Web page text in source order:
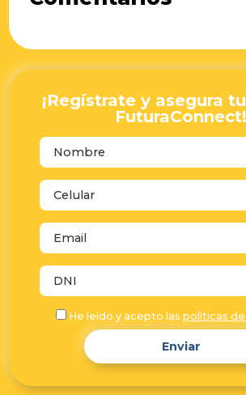
¡Regístrate y asegura
FuturaConnect!
He leído y acepto laspolíticas
Enviar